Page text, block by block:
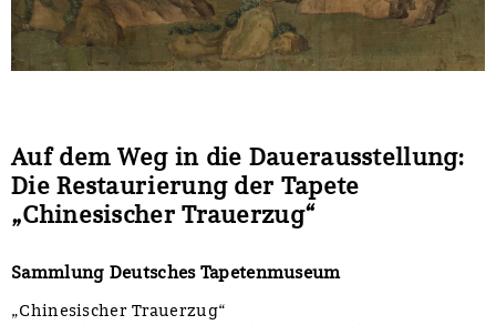
Auf dem Weg in die Dauerausstellung:
Die Restaurierung der Tapete
„Chinesischer Trauerzug“
Sammlung Deutsches Tapetenmuseum
„Chinesischer Trauerzug“